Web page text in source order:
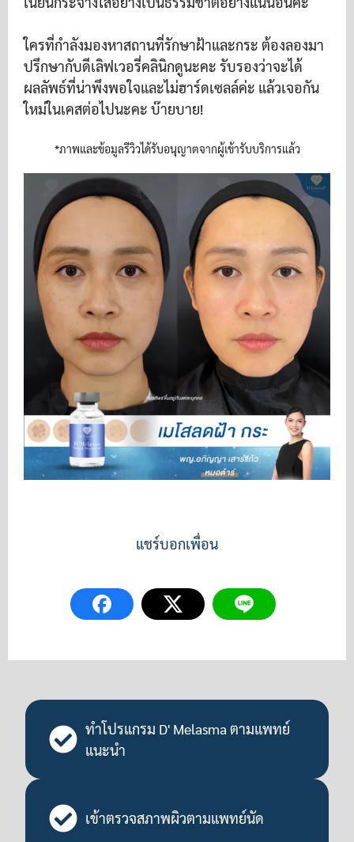
ใครที่กำลังมองหาสถานที่รักษาฝ้าและกระ ต้องลองมา
ปรึกษากับดีเลิฟเวอรี่คลินิกดูนะคะ รับรองว่าจะได้
ผลลัพธ์ที่น่าพึงพอใจและไม่ฮาร์ดเซลล์ค่ะ แล้วเจอกัน
ใหม่ในเคสต่อไปนะคะ บ๊ายบาย!
*ภาพและข้อมูลรีวิวได้รับอนุญาตจากผู้เข้ารับบริการแล้ว
แชร์บอกเพื่อน
ทำโปรแกรม D' Melasma ตามแพทย์
แนะนำ
เข้าตรวจสภาพผิวตามแพทย์นัด